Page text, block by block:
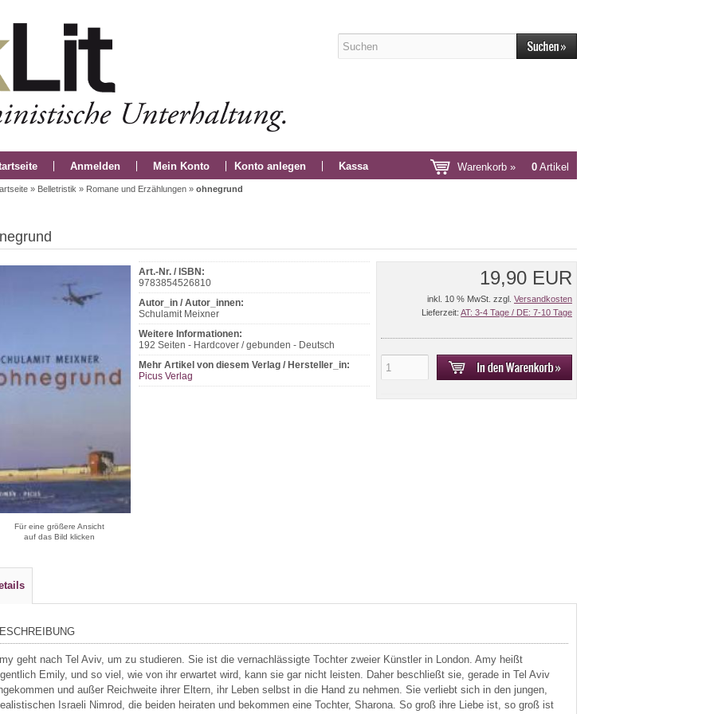
Anmelden Mein Konto Konto anlegen Kassa Warenkorb » 0 Artikel
» Belletristik » Romane und Erzählungen » ohnegrund
Für eine größere Ansicht
auf das Bild klicken
Art.-Nr. / ISBN:
9783854526810
Autor_in / Autor_innen:
Schulamit Meixner
Weitere Informationen:
192 Seiten - Hardcover / gebunden - Deutsch
Mehr Artikel von diesem Verlag / Hersteller_in:
Picus Verlag
19,90 EUR
inkl. 10 % MwSt. zzgl. Versandkosten
Lieferzeit: AT: 3-4 Tage / DE: 7-10 Tage
geht nach Tel Aviv, um zu studieren. Sie ist die vernachlässigte Tochter zweier Künstler in London. Amy heißt
Emily, und so viel, wie von ihr erwartet wird, kann sie gar nicht leisten. Daher beschließt sie, gerade in Tel Aviv
und außer Reichweite ihrer Eltern, ihr Leben selbst in die Hand zu nehmen. Sie verliebt sich in den jungen,
Israeli Nimrod, die beiden heiraten und bekommen eine Tochter, Sharona. So groß ihre Liebe ist, so groß ist